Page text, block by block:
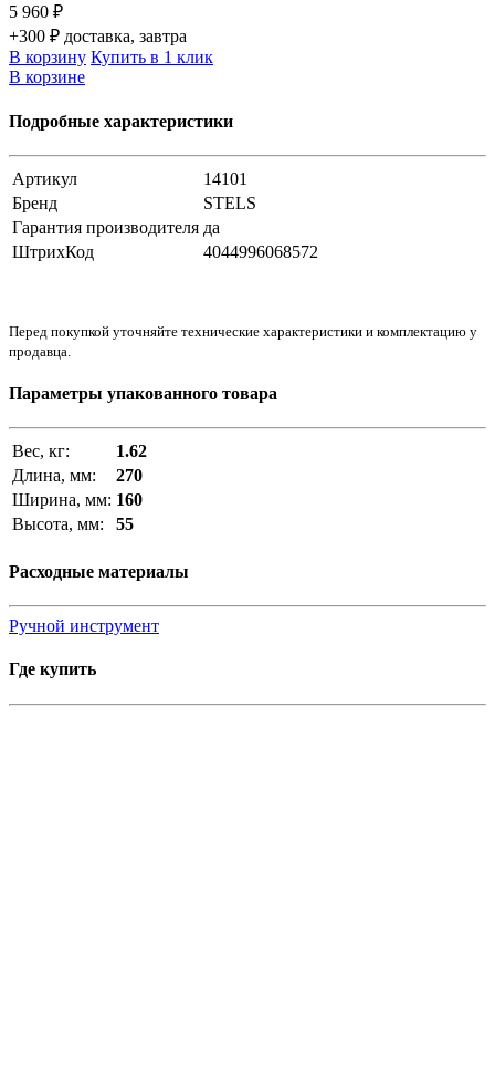
5 960 ₽
+300 ₽ доставка, завтра
В корзину Купить в 1 клик
В корзине
Подробные характеристики
Артикул
14101
Бренд
STELS
Гарантия производителя да
ШтрихКод
4044996068572
Перед покупкой уточняйте технические характеристики и комплектацию у
продавца.
Параметры упакованного товара
Вес, кг:
1.62
Длина, мм:
270
Ширина, мм: 160
Высота, мм:
55
Расходные материалы
Ручной инструмент
Где купить